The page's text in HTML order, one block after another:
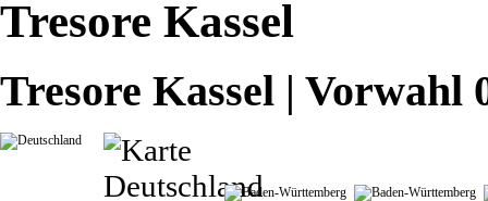
Tresore Kassel
Tresore Kassel | Vorwahl